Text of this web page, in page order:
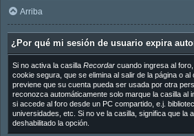
Arriba
¿Por qué mi sesión de usuario expira
Si no activa la casilla Recordarcuando ingresa al
cookie segura, que se elimina al salir de la página o
previene que su cuenta pueda ser usada por otra
reconozca automáticamente solo marque la casilla al
si accede al foro desde un PC compartido, e.j.
universidades, etc. Si no ve la casilla, significa que la
deshabilitado la opción.